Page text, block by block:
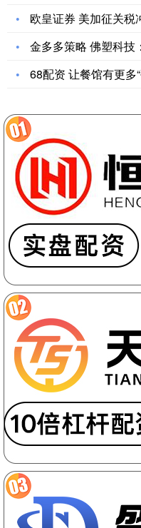
欧皇证券 美加征关税
金多多策略 佛塑科技
68配资 让餐馆有更多